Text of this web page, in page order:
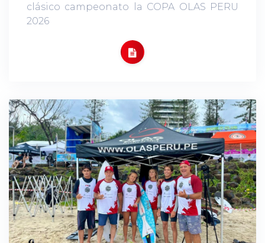
clásico campeonato la COPA OLAS PERU
2026